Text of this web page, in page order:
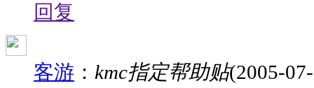
回复
客游 ： kmc指定帮助贴(2005-